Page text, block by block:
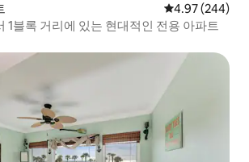
평점 4.97점(5
4.97 (244)
1블록 거리에 있는 현대적인 전용 아파트